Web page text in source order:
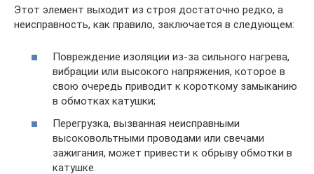
Этот элемент выходит из строя достаточно редко, а
неисправность, как правило, заключается в следующем:
Повреждение изоляции из-за сильного нагрева,
вибрации или высокого напряжения, которое в
свою очередь приводит к короткому замыканию
в обмотках катушки;
Перегрузка, вызванная неисправными
высоковольтными проводами или свечами
зажигания, может привести к обрыву обмотки в
катушке.